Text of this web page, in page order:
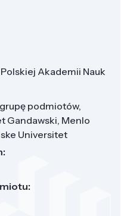
Akademii Nauk
podmiotów,
Gandawski, Menlo
Universitet